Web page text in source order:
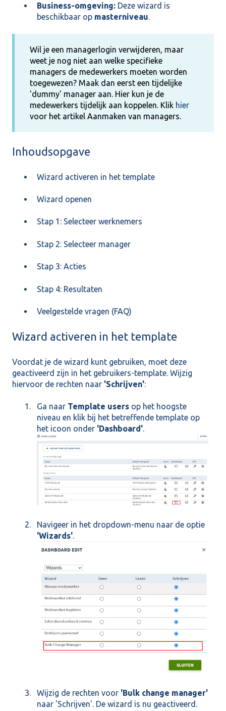
Business-omgeving: Deze wizard is
beschikbaar op masterniveau.
Wil je een managerlogin verwijderen, maar
weet je nog niet aan welke specifieke
managers de medewerkers moeten worden
toegewezen? Maak dan eerst een tijdelijke
'dummy' manager aan. Hier kun je de
medewerkers tijdelijk aan koppelen. Klik hier
voor het artikel Aanmaken van managers.
Inhoudsopgave
Wizard activeren in het template
Wizard openen
Stap 1: Selecteer werknemers
Stap 2: Selecteer manager
Stap 3: Acties
Stap 4: Resultaten
Veelgestelde vragen (FAQ)
Wizard activeren in het template
Voordat je de wizard kunt gebruiken, moet deze
geactiveerd zijn in het gebruikers-template. Wijzig
hiervoor de rechten naar 'Schrijven':
Ga naar Template users op het hoogste
niveau en klik bij het betreffende template op
het icoon onder 'Dashboard'.
Navigeer in het dropdown-menu naar de optie
'Wizards'.
Wijzig de rechten voor 'Bulk change manager'
naar 'Schrijven'. De wizard is nu geactiveerd.